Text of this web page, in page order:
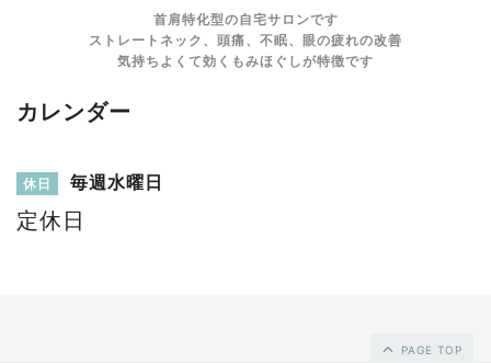
首肩特化型の自宅サロンです
ストレートネック、頭痛、不眠、眼の疲れの改善
気持ちよくて効くもみほぐしが特徴です
カレンダー
休日 毎週水曜日
定休日
PAGE TOP